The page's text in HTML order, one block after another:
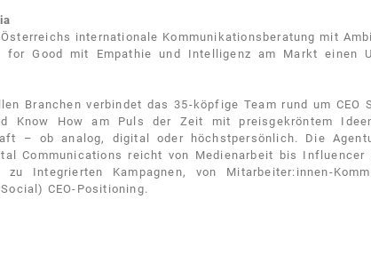
internationale Kommunikationsberatung mit
for Good mit Empathie und Intelligenz am Markt einen
Branchen verbindet das 35-köpfige Team rund um CEO
Know How am Puls der Zeit mit preisgekröntem
– ob analog, digital oder höchstpersönlich. Die
Communications reicht von Medienarbeit bis Influencer
zu Integrierten Kampagnen, von Mitarbeiter:innen-
CEO-Positioning.